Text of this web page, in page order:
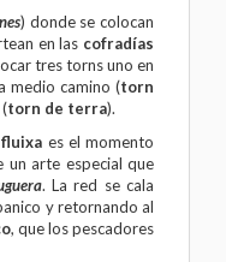
) donde se colocan
en las cofradías
tres torns uno en
medio camino (torn
torn de terra).
fluixa es el momento
un arte especial que
. La red se cala
y retornando al
, que los pescadores